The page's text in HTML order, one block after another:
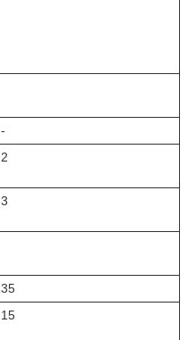
-
2
3
35
15